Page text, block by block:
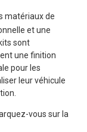
matériaux de
et une
sont
une finition
pour les
leur véhicule
vous sur la